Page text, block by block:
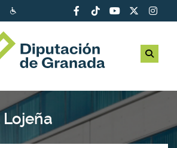
Lojeña